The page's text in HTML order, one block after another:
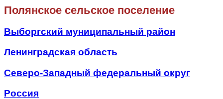
Полянское сельское поселение
Выборгский муниципальный район
Ленинградская область
Северо-Западный федеральный округ
Россия